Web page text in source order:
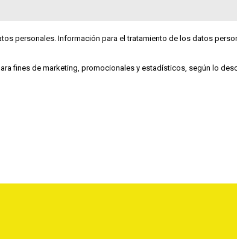
personales. Información para el tratamiento de los datos
fines de marketing, promocionales y estadísticos, según lo